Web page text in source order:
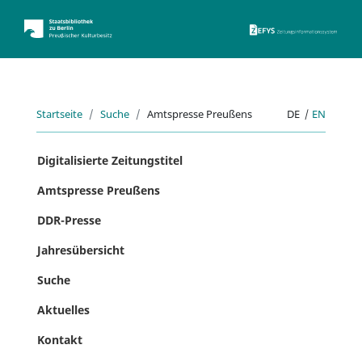
Startseite Suche Amtspresse Preußens DE | EN
Digitalisierte Zeitungstitel
Amtspresse Preußens
DDR-Presse
Jahresübersicht
Suche
Aktuelles
Kontakt